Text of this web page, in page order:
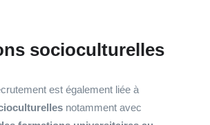
socioculturelles
est également liée à
notamment avec